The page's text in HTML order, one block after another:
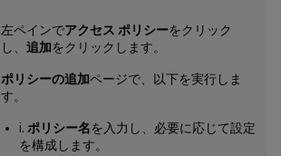
左ペインでアクセス ポリシーをクリック
し、 追加をクリックします。
ポリシーの追加ページで、以下を実行しま
す。
i. ポリシー名を入力し、必要に応じて設定
を構成します。